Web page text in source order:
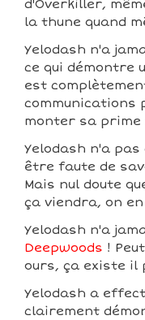
d'Overkiller,
la thune quand
Yelodash n'a
ce qui démontre
est
communications
monter sa prime
Yelodash n'a pas
être faute de
Mais nul doute
ça viendra, on
Yelodash n'a
Deepwoods !
ours, ça existe il
Yelodash a
clairement